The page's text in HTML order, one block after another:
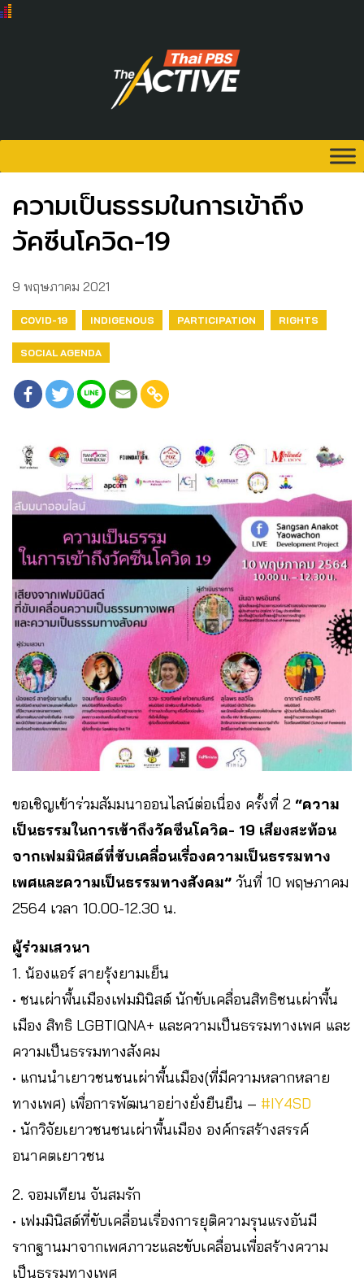
ความเป็นธรรมในการเข้าถึง
วัคซีนโควิด-19
9 พฤษภาคม 2021
COVID-19 INDIGENOUS PARTICIPATION RIGHTS
SOCIAL AGENDA
ขอเชิญเข้าร่วมสัมมนาออนไลน์ต่อเนื่อง ครั้งที่ 2 “ความ
เป็นธรรมในการเข้าถึงวัคซีนโควิด- 19 เสียงสะท้อน
จากเฟมมินิสต์ที่ขับเคลื่อนเรื่องความเป็นธรรมทาง
เพศและความเป็นธรรมทางสังคม” วันที่ 10 พฤษภาคม
2564 เวลา 10.00-12.30 น.
ผู้ร่วมเสวนา
1. น้องแอร์ สายรุ้งยามเย็น
• ชนเผ่าพื้นเมืองเฟมมินิสต์ นักขับเคลื่อนสิทธิชนเผ่าพื้น
เมือง สิทธิ LGBTIQNA+ และความเป็นธรรมทางเพศ และ
ความเป็นธรรมทางสังคม
• แกนนำเยาวชนชนเผ่าพื้นเมือง(ที่มีความหลากหลาย
ทางเพศ) เพื่อการพัฒนาอย่างยั่งยืนยืน – #IY4SD
• นักวิจัยเยาวชนชนเผ่าพื้นเมือง องค์กรสร้างสรรค์
อนาคตเยาวชน
2. จอมเทียน จันสมรัก
• เฟมมินิสต์ที่ขับเคลื่อนเรื่องการยุติความรุนแรงอันมี
รากฐานมาจากเพศภาวะและขับเคลื่อนเพื่อสร้างความ
เป็นธรรมทางเพศ